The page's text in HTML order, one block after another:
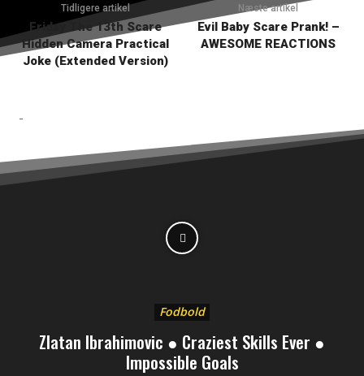
Tidligere artikel
Friday The 13th Scare
Hidden Camera Practical
Joke (Extended Version)
Næste artikel
Evil Baby Scare Prank! –
AWESOME REACTIONS
-
Fodbold
Zlatan Ibrahimovic ● Craziest Skills Ever ●
Impossible Goals